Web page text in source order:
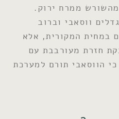
ממרח ירוק.
ווסאבי וברוב
במחית המקורית, אלא
חזרת מעורבבת עם
הווסאבי תורם למערכת